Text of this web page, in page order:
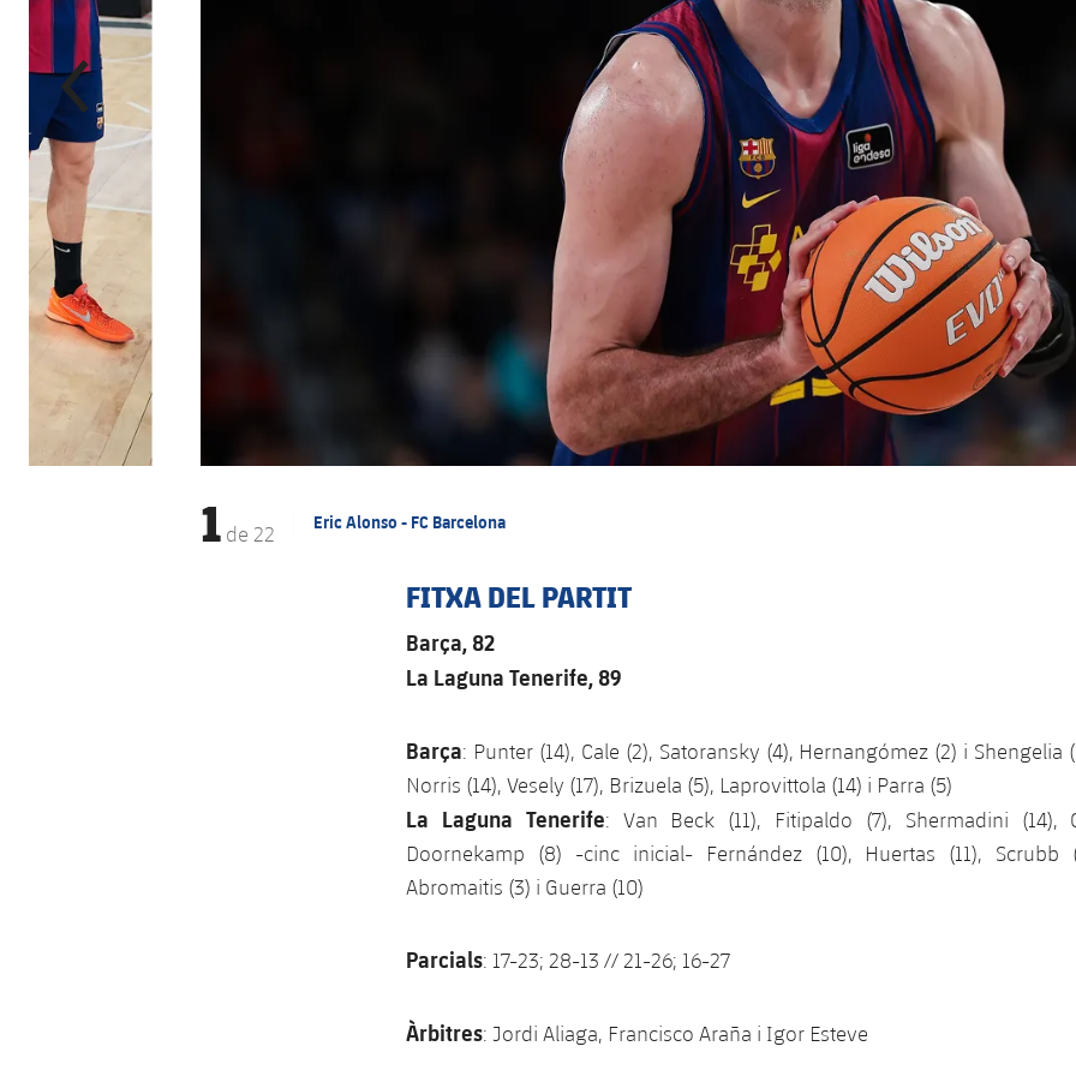
1de 22 Eric Alonso - FC Barcelona
FITXA DEL PARTIT
Barça, 82
La Laguna Tenerife, 89
Barça: Punter (14), Cale (2), Satoransky (4), Hernangómez (2) i Shengelia
Norris (14), Vesely (17), Brizuela (5), Laprovittola (14) i Parra (5)
La Laguna Tenerife: Van Beck (11), Fitipaldo (7), Shermadini (14),
Doornekamp (8) -cinc inicial- Fernández (10), Huertas (11), Scrubb
Abromaitis (3) i Guerra (10)
Parcials: 17-23; 28-13 // 21-26; 16-27
Àrbitres: Jordi Aliaga, Francisco Araña i Igor Esteve